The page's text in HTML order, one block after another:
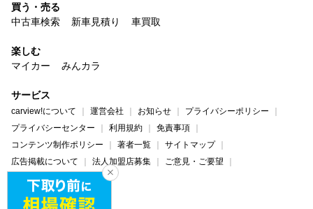
買う・売る
中古車検索
新車見積り 車買取
楽しむ
マイカー
みんカラ
サービス
carview!について 運営会社 お知らせ
プライバシーポリシー
プライバシーセンター
利用規約
免責事項
コンテンツ制作ポリシー
著者一覧
サイトマップ
広告掲載について
法人加盟店募集
ご意見・ご要望
ヘルプ・お問い合わせ